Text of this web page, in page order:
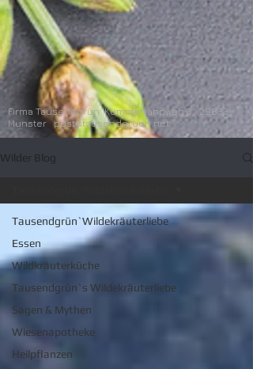
Firma Tausendgrün Kummerlandweg 3 29633
Munsterpost@tausendgruen.net
Wilder Blog
Tausendgrün`Wildekräuterliebe
Essen
Wildkräuterküche
Tausendgrün`s Wildekräuterliebe
Sagen & Mythen
Wiesenapotheke
Heilpflanzen